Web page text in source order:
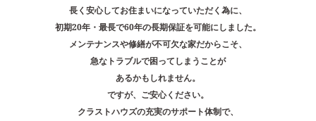
長く安心してお住まいになっていただく為に、
初期20年・最長で60年の長期保証を可能にしました。
メンテナンスや修繕が不可欠な家だからこそ、
急なトラブルで困ってしまうことが
あるかもしれません。
ですが、ご安心ください。
クラストハウズの充実のサポート体制で、